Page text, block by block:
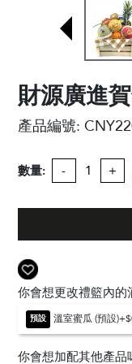
財源廣進
產品編號:
數量: - +
你會想更改禮籃內的
預設 溫室蜜瓜 (預設)
你會想加配其他產品